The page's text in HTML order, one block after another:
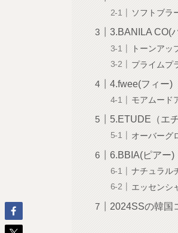
ソフトブラ
3.BANILA CO(
トーンア
プライムプ
4.fwee(フィー)
モアムード
5.ETUDE（エ
オーバーグ
6.BBIA(ピアー)
ナチュラル
エッセンシ
2024SSの韓国